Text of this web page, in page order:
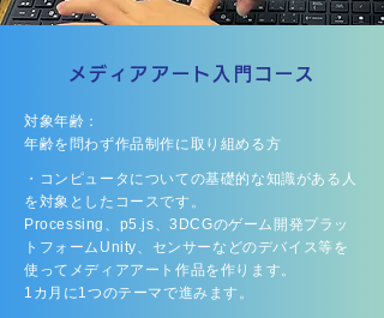
メディアアート入門コース
対象年齢：
年齢を問わず作品制作に取り組める方
・コンピュータについての基礎的な知識がある人
を対象としたコースです。
Processing、p5.js、3DCGのゲーム開発プラッ
トフォームUnity、センサーなどのデバイス等を
使ってメディアアート作品を作ります。
1カ月に1つのテーマで進みます。